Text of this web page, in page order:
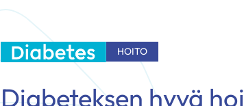
HOITO
Diabeteksen hyvä